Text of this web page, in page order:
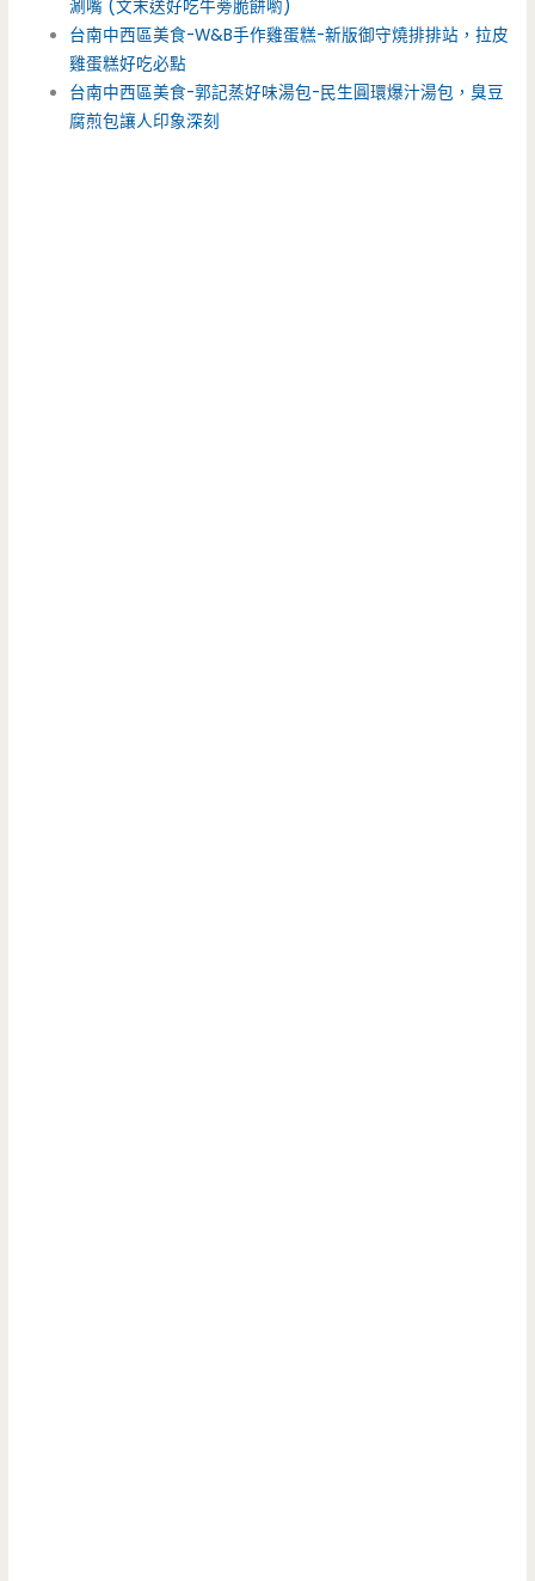
涮嘴 (文末送好吃牛蒡脆餅喲)
台南中西區美食-W&B手作雞蛋糕-新版御守燒排排站，拉皮
雞蛋糕好吃必點
台南中西區美食-郭記蒸好味湯包-民生圓環爆汁湯包，臭豆
腐煎包讓人印象深刻